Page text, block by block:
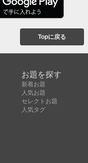
Topに戻る
お題を探す
新着お題
人気お題
セレクトお題
人気タグ